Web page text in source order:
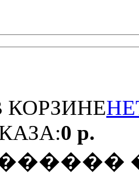
КОРЗИНЕ
0 р.